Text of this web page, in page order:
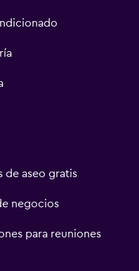
de aseo gratis
negocios
para reuniones